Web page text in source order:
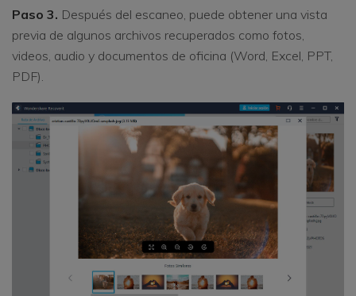
Paso 3. Después del escaneo, puede obtener una vista
previa de algunos archivos recuperados como fotos,
videos, audio y documentos de oficina (Word, Excel, PPT,
PDF).